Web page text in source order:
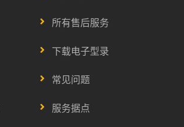
所有售后服务
下载电子型录
常见问题
服务据点